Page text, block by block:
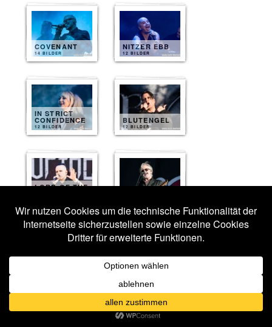
COVENANT
14 BILDER
NITZER EBB
12 BILDER
IN STRICT
CONFIDENCE
12 BILDER
BLUTENGEL
12 BILDER
LORD OF THE
OST+FRONT